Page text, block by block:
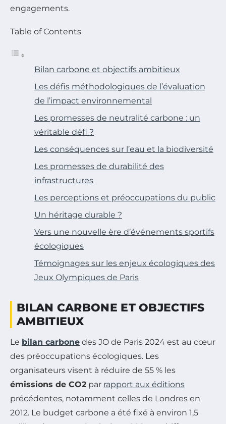
engagements.
Table of Contents
Bilan carbone et objectifs ambitieux
Les défis méthodologiques de l’évaluation
de l’impact environnemental
Les promesses de neutralité carbone : un
véritable défi ?
Les conséquences sur l’eau et la biodiversité
Les promesses de durabilité des
infrastructures
Les perceptions et préoccupations du public
Un héritage durable ?
Vers une nouvelle ère d’événements sportifs
écologiques
Témoignages sur les enjeux écologiques des
Jeux Olympiques de Paris
BILAN CARBONE ET OBJECTIFS
AMBITIEUX
Le bilan carbone des JO de Paris 2024 est au cœur
des préoccupations écologiques. Les
organisateurs visent à réduire de 55 % les
émissions de CO2 par rapport aux éditions
précédentes, notamment celles de Londres en
2012. Le budget carbone a été fixé à environ 1,5